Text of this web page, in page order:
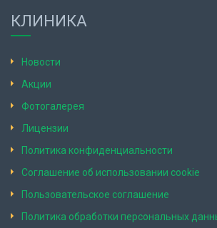
КЛИНИКА
Новости
Акции
Фотогалерея
Лицензии
Политика конфиденциальности
Соглашение об использовании cookie
Пользовательское соглашение
Политика обработки персональных